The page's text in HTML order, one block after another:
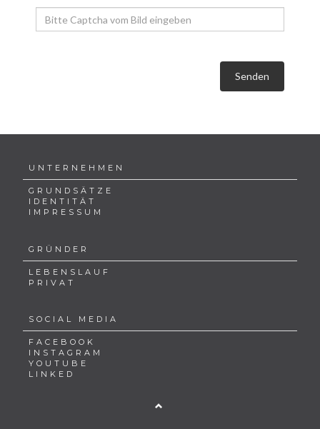
Senden
UNTERNEHMEN
GRUNDSÄTZE
IDENTITÄT
IMPRESSUM
GRÜNDER
LEBENSLAUF
PRIVAT
SOCIAL MEDIA
FACEBOOK
INSTAGRAM
YOUTUBE
LINKED